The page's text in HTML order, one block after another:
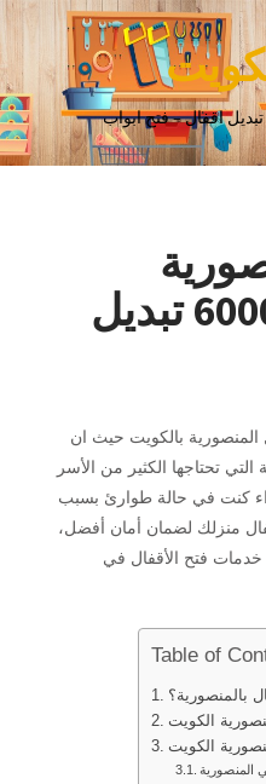
اقفال – فتح ابواب
بالكويت 60005916 تبديل
المنصورية بالكويت حيث ان
تحتاجها الكثير من الأسر
كنت في حالة طوارئ بسبب
منزلك لضمان أمان أفضل،
فتح الأقفال في
Table of
بالمنصورية؟
الكويت
الكويت
المنصورية